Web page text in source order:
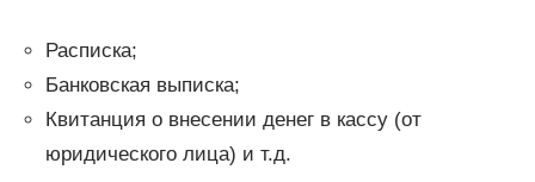
Расписка;
Банковская выписка;
Квитанция о внесении денег в кассу (от
юридического лица) и т.д.